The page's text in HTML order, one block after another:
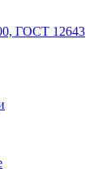
ГОСТ 12643